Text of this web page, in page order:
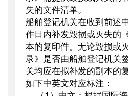
失的文件清单。
船舶登记机关在收到前述
作日内补发毁损或灭失的
本的复印件。无论毁损或
录》是否由船舶登记机关
关均应在拟补发的副本的
如下中英文对应标注：